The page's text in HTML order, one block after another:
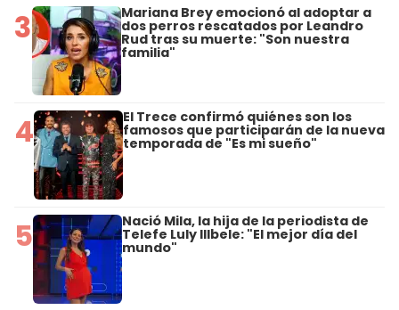
3 Mariana Brey emocionó al adoptar a
dos perros rescatados por Leandro
Rud tras su muerte: "Son nuestra
familia"
4 El Trece confirmó quiénes son los
famosos que participarán de la nueva
temporada de "Es mi sueño"
5 Nació Mila, la hija de la periodista de
Telefe Luly Illbele: "El mejor día del
mundo"